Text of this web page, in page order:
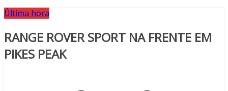
Última hora
RANGE ROVER SPORT NA FRENTE EM
PIKES PEAK